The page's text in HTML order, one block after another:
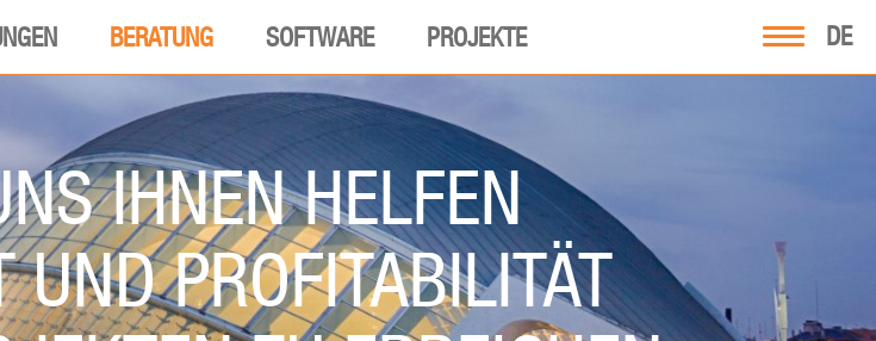
DE
BERATUNG SOFTWARE PROJEKTE
IHNEN HELFEN
UND PROFITABILITÄT